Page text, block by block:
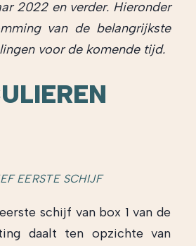
2022 en verder. Hieronder
van de belangrijkste
voor de komende tijd.
EERSTE SCHIJF
schijf van box 1 van de
daalt ten opzichte van